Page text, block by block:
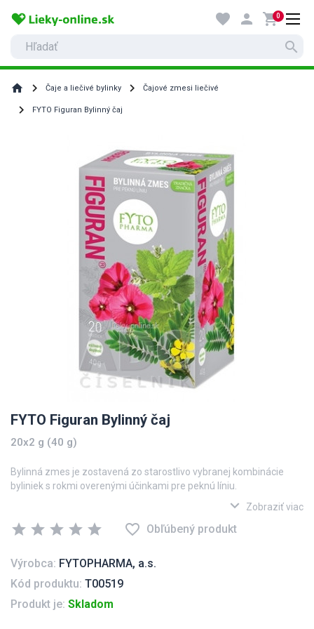
search
favorite person shopping_cart0
home Čaje a liečivé bylinky Čajové zmesi liečivé
FYTO Figuran Bylinný čaj
FYTO Figuran Bylinný čaj
20x2 g (40 g)
Bylinná zmes je zostavená zo starostlivo vybranej kombinácie
byliniek s rokmi overenými účinkami pre peknú líniu.
SENNA ( Sennae folium
MEDOVKA (
Melissa officinalis )
prispieva k normálnej funkcii črevného systému.
expand_more Zobraziť viac
star star star star star favorite_border Obľúbený produkt
Výrobca: FYTOPHARMA, a.s.
Kód produktu: T00519
Produkt je: Skladom